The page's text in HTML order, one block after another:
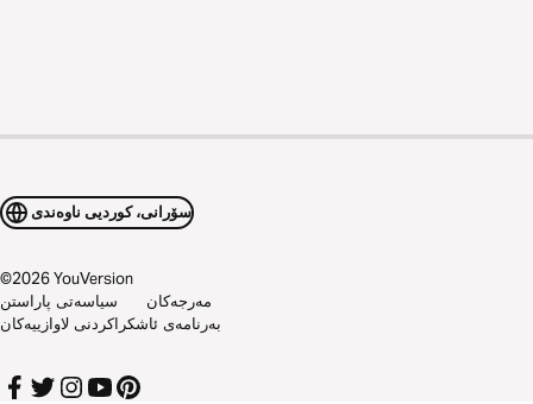
سۆرانی، کوردیی ناوەندی
©2026YouVersion
سیاسەتی پاراستن
مەرجەکان
بەرنامەی ئاشکراکردنی لاوازییەکان